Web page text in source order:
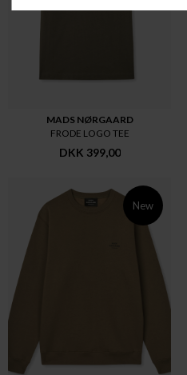
MADS NØRGAARD
FRODE LOGO TEE
DKK 399,00
New